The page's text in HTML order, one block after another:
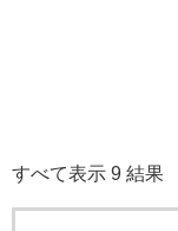
すべて表示 9 結果